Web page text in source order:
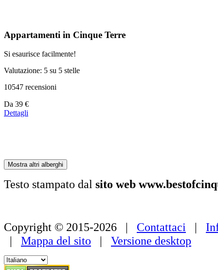
Appartamenti in Cinque Terre
Si esaurisce facilmente!
Valutazione: 5 su 5 stelle
10547 recensioni
Prezzo
a
Da 39 €
Dettagli
Mostra altri alberghi
Testo stampato dal sito web
Copyright © 2015-2026 | Contattaci |
| Mappa del sito | Versione desktop